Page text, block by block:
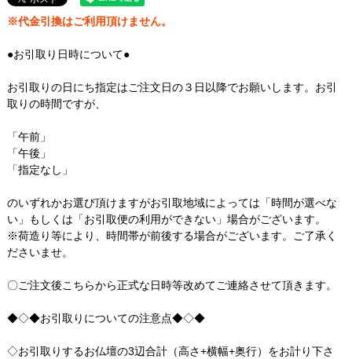
※代金引換はご利用頂けません。
●お引取り日時について●
お引取りの日にち指定はご注文日の３日以降でお願いします。お引
取りの時間ですが、
「午前」
「午後」
「指定なし」
のいずれかお選び頂けますがお引取地域によっては「時間が選べな
い」もしくは「お引取便の利用ができない」場合がございます。
※荷造り等により、時間帯が前後する場合がございます。ご了承く
ださいませ。
〇ご注文後こちらから正式な日時等改めてご連絡させて頂きます。
◆◇◆お引取りについての注意点◆◇◆
◇お引取りするお仏壇の3辺合計（高さ+横幅+奥行）をお計り下さ